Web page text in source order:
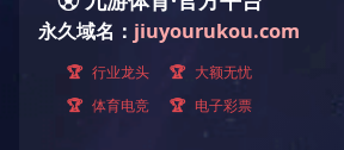
上一篇： 罐笼抓捕器